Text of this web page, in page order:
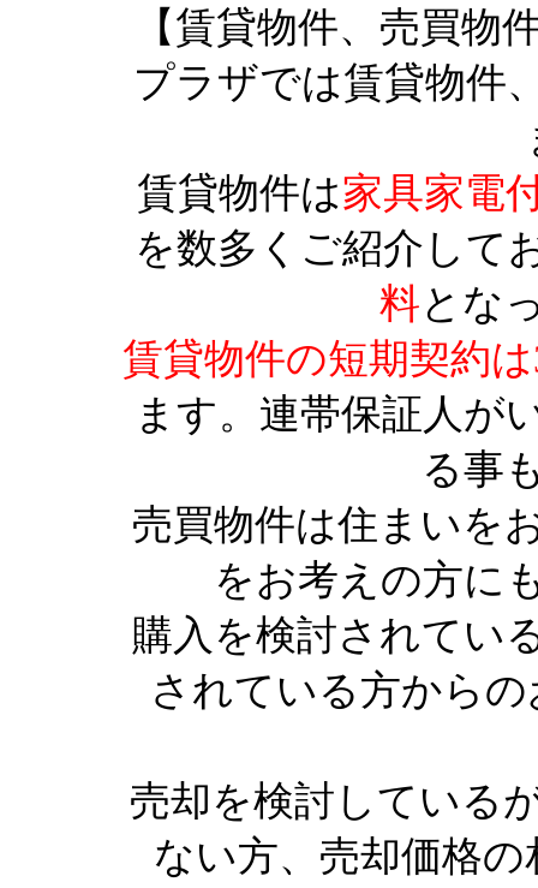
【賃貸物件、売買物
プラザでは賃貸物件
賃貸物件は家具家電
を数多くご紹介して
料とな
賃貸物件の短期契約
ます。連帯保証人が
る事
売買物件は住まいを
をお考えの方に
購入を検討されてい
されている方から
売却を検討している
ない方、売却価格